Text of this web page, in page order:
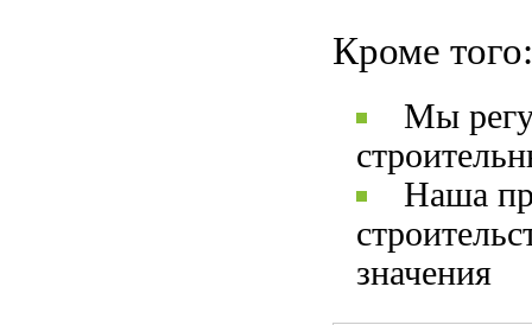
Кроме того:
Мы
Наша
значения